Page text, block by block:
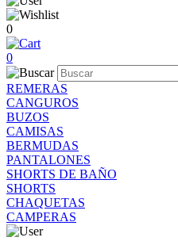
0
0
REMERAS
CANGUROS
BUZOS
CAMISAS
BERMUDAS
PANTALONES
SHORTS DE BAÑO
SHORTS
CHAQUETAS
CAMPERAS